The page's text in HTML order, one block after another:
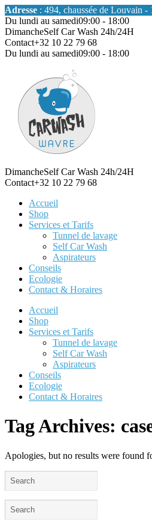
Adresse : 494, chaussée de Louvain
Du lundi au samedi09:00 - 18:00
DimancheSelf Car Wash 24h/24H
Contact+32 10 22 79 68
Du lundi au samedi09:00 - 18:00
DimancheSelf Car Wash 24h/24H
Contact+32 10 22 79 68
Accueil
Shop
Services et Tarifs
Tunnel de lavage
Self Car Wash
Aspirateurs
Conseils
Ecologie
Contact & Horaires
Accueil
Shop
Services et Tarifs
Tunnel de lavage
Self Car Wash
Aspirateurs
Conseils
Ecologie
Contact & Horaires
Tag Archives:
Apologies, but no results were found